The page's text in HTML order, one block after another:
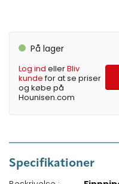
På lager
Log ind ellerBliv
kundefor at se priser
og købe på
Hounisen.com
Specifikationer